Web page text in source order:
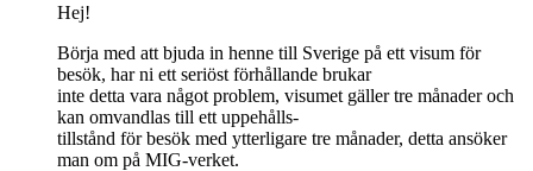
Hej!
Börja med att bjuda in henne till Sverige på ett visum för
besök, har ni ett seriöst förhållande brukar
inte detta vara något problem, visumet gäller tre månader och
kan omvandlas till ett uppehålls-
tillstånd för besök med ytterligare tre månader, detta ansöker
man om på MIG-verket.